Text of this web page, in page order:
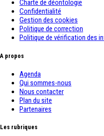
Charte de déontologie
Confidentialité
Gestion des cookies
Politique de correction
Politique de vérification des
A propos
Agenda
Qui sommes-nous
Nous contacter
Plan du site
Partenaires
Les rubriques